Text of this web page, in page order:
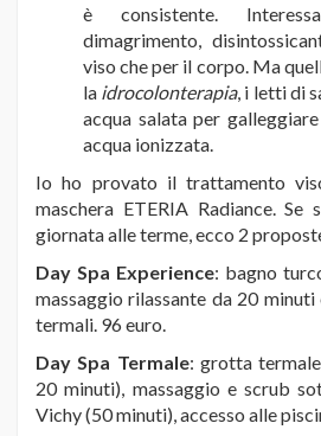
è consistente.
dimagrimento,
viso che per il corpo. Ma
la idrocolonterapia, i letti di
acqua salata per
acqua ionizzata.
Io ho provato il trattamento
maschera ETERIA Radiance.
giornata alle terme, ecco 2
Day Spa Experience: bagno
massaggio rilassante da 20 minuti
termali. 96 euro.
Day Spa Termale: grotta
20 minuti), massaggio e scrub
Vichy (50 minuti), accesso alle